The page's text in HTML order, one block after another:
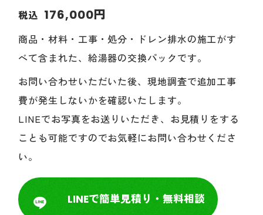
税込 176,000円
商品・材料・工事・処分・ドレン排水の施工がす
べて含まれた、給湯器の交換パックです。
お問い合わせいただいた後、現地調査で追加工事
費が発生しないかを確認いたします。
LINEでお写真をお送りいただき、お見積りをする
ことも可能ですのでお気軽にお問い合わせくださ
い。
LINEで簡単見積り・無料相談